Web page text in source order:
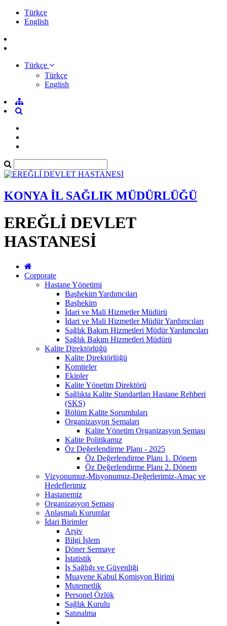
Türkçe
English
Türkçe
Türkçe
English
KONYA İL SAĞLIK MÜDÜRLÜĞÜ
EREĞLİ DEVLET
HASTANESİ
Corporate
Hastane Yönetimi
Başhekim Yardımcıları
Başhekim
İdari ve Mali Hizmetler Müdürü
İdari ve Mali Hizmetler Müdür Yardımcıları
Sağlık Bakım Hizmetleri Müdür Yardımcıları
Sağlık Bakım Hizmetleri Müdürü
Kalite Direktörlüğü
Kalite Direktörlüğü
Komiteler
Ekipler
Kalite Yönetim Direktörü
Sağlıkta Kalite Standartları Hastane Rehberi
(SKS)
Bölüm Kalite Sorumluları
Organizasyon Şemaları
Kalite Yönetim Organizasyon Şeması
Kalite Politikamız
Öz Değerlendirme Planı - 2025
Öz Değerlendirme Planı 1. Dönem
Öz Değerlendirme Planı 2. Dönem
Vizyonumuz-Misyonumuz-Değerlerimiz-Amaç ve
Hedeflerimiz
Hastanemiz
Organizasyon Şeması
Anlaşmalı Kurumlar
İdari Birimler
Arşiv
Bilgi İşlem
Döner Sermaye
İstatistik
İş Sağlığı ve Güvenliği
Muayene Kabul Komisyon Birimi
Mutemetlik
Personel Özlük
Sağlık Kurulu
Satınalma